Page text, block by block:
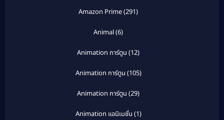
Amazon Prime(291)
Animal(6)
Animation การ์ตูน (12)
Animation การ์ตูน (105)
Animation การ์ตูน (29)
Animation แอนิเมชั่น (1)